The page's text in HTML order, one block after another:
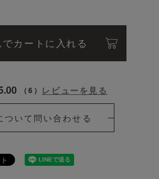
カートに入れる
（6 ） レビューを見る
ついて問い合わせる